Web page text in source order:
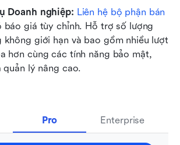
Doanh nghiệp: Liên hệ bộ phận bán
báo giá tùy chỉnh. Hỗ trợ số lượng
không giới hạn và bao gồm nhiều lượt
hơn cùng các tính năng bảo mật,
quản lý nâng cao.
Pro Enterprise